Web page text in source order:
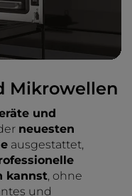
Mikrowellen
und
neuesten
ausgestattet,
kannst , ohne
und